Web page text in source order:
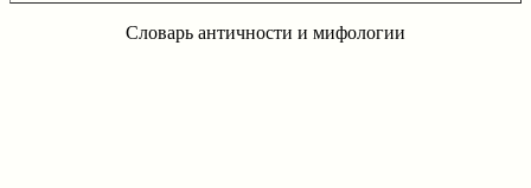
Словарь античности и мифологии